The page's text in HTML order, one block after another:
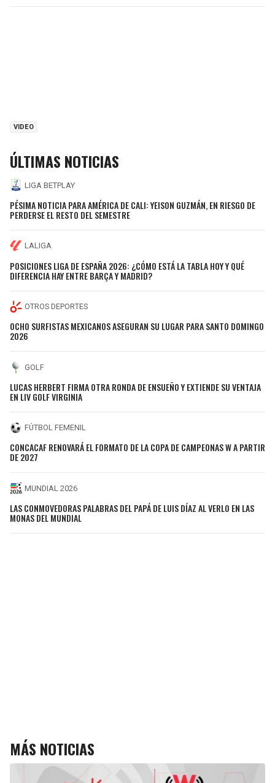
VIDEO
ÚLTIMAS NOTICIAS
LIGA BETPLAY
PÉSIMA NOTICIA PARA AMÉRICA DE CALI: YEISON GUZMÁN, EN RIESGO DE
PERDERSE EL RESTO DEL SEMESTRE
LALIGA
POSICIONES LIGA DE ESPAÑA 2026: ¿CÓMO ESTÁ LA TABLA HOY Y QUÉ
DIFERENCIA HAY ENTRE BARÇA Y MADRID?
OTROS DEPORTES
OCHO SURFISTAS MEXICANOS ASEGURAN SU LUGAR PARA SANTO DOMINGO
2026
GOLF
LUCAS HERBERT FIRMA OTRA RONDA DE ENSUEÑO Y EXTIENDE SU VENTAJA
EN LIV GOLF VIRGINIA
FÚTBOL FEMENIL
CONCACAF RENOVARÁ EL FORMATO DE LA COPA DE CAMPEONAS W A PARTIR
DE 2027
MUNDIAL 2026
LAS CONMOVEDORAS PALABRAS DEL PAPÁ DE LUIS DÍAZ AL VERLO EN LAS
MONAS DEL MUNDIAL
MÁS NOTICIAS